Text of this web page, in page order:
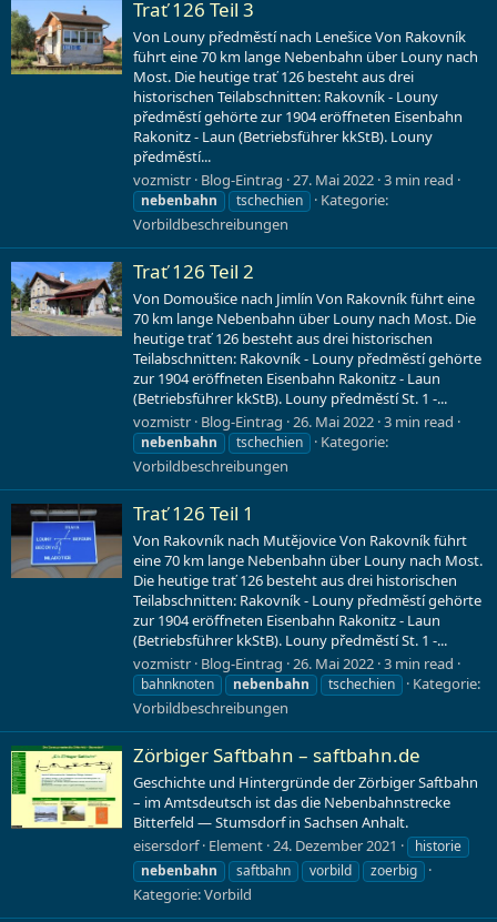
Trať 126 Teil 3
Von Louny předměstí nach Lenešice Von Rakovník
führt eine 70 km lange Nebenbahn über Louny nach
Most. Die heutige trať 126 besteht aus drei
historischen Teilabschnitten: Rakovník - Louny
předměstí gehörte zur 1904 eröffneten Eisenbahn
Rakonitz - Laun (Betriebsführer kkStB). Louny
předměstí...
vozmistr Blog-Eintrag 27. Mai 2022 3 min read
nebenbahn tschechien
Kategorie:
Vorbildbeschreibungen
Trať 126 Teil 2
Von Domoušice nach Jimlín Von Rakovník führt eine
70 km lange Nebenbahn über Louny nach Most. Die
heutige trať 126 besteht aus drei historischen
Teilabschnitten: Rakovník - Louny předměstí gehörte
zur 1904 eröffneten Eisenbahn Rakonitz - Laun
(Betriebsführer kkStB). Louny předměstí St. 1 -...
vozmistr Blog-Eintrag 26. Mai 2022 3 min read
nebenbahn tschechien
Kategorie:
Vorbildbeschreibungen
Trať 126 Teil 1
Von Rakovník nach Mutějovice Von Rakovník führt
eine 70 km lange Nebenbahn über Louny nach Most.
Die heutige trať 126 besteht aus drei historischen
Teilabschnitten: Rakovník - Louny předměstí gehörte
zur 1904 eröffneten Eisenbahn Rakonitz - Laun
(Betriebsführer kkStB). Louny předměstí St. 1 -...
vozmistr Blog-Eintrag 26. Mai 2022 3 min read
bahnknoten nebenbahn tschechien
Kategorie:
Vorbildbeschreibungen
Zörbiger Saftbahn – saftbahn.de
Geschichte und Hintergründe der Zörbiger Saftbahn
– im Amtsdeutsch ist das die Nebenbahnstrecke
Bitterfeld — Stumsdorf in Sachsen Anhalt.
eisersdorf Element 24. Dezember 2021
historie
nebenbahn
saftbahn vorbild zoerbig
Kategorie:Vorbild